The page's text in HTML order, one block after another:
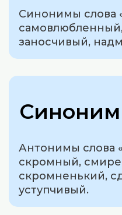
Синонимы слова
заносчивый,
Антонимы слова
скромный,
скромненький,
уступчивый.